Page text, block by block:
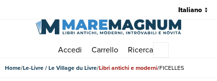
Accedi Carrello Ricerca
Home Le-Livre / Le Village du Livre Libri antichi e moderni FICELLES